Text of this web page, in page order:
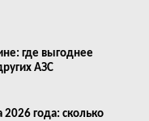
где выгоднее
АЗС
2026 года: сколько